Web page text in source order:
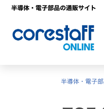
半導体・電子部品の通販サイト
半導体・電子